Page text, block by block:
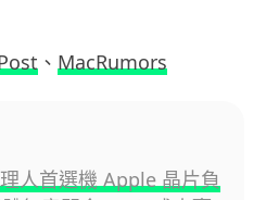
、 MacRumors
人首選機 Apple 晶片負